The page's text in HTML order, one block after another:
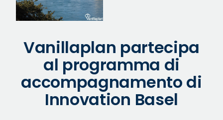
Vanillaplan partecipa
al programma di
accompagnamento di
Innovation Basel